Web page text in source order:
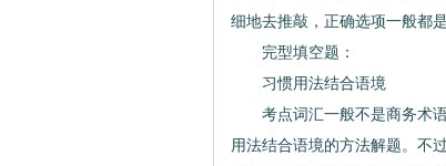
细地去推敲，正确选项一般都
完型填空题：
习惯用法结合语境
考点词汇一般不是商务术语
用法结合语境的方法解题。不